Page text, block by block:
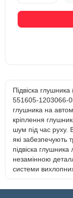
Підвіска
551605-1203066-
глушника на
кріплення
шум під час руху.
які забезпечують
підвіска
незамінною
системи вихлопних